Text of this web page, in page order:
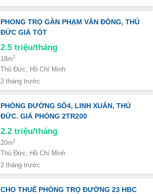
PHONG TRỌ GẦN PHẠM VĂN ĐỒNG, THỦ
ĐỨC GIÁ TÓT
2.5 triệu/tháng
18m2
Thủ Đức, Hồ Chí Minh
2 tháng trước
PHÒNG ĐƯỜNG SỐ4, LINH XUÂN, THỦ
ĐỨC. GIÁ PHÒNG 2TR200
2.2 triệu/tháng
20m2
Thủ Đức, Hồ Chí Minh
2 tháng trước
CHO THUÊ PHÒNG TRỌ ĐƯỜNG 23 HBC